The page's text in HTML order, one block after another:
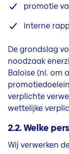
promotie
interne
De grondslag
noodzaak
Baloise (nl. om
verplichte
wettelijke
2.2. Welke
Wij verwerken